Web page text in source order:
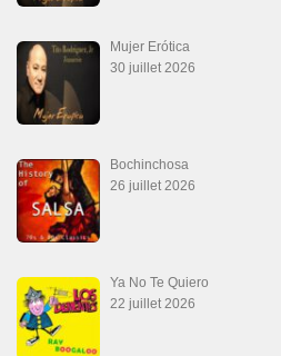
Marieta – Ruben Gonzalez Jr
14 juillet 2026
Que Suenen Los Cueros
10 juillet 2026
Que Te Has Creído Tu
6 juillet 2026